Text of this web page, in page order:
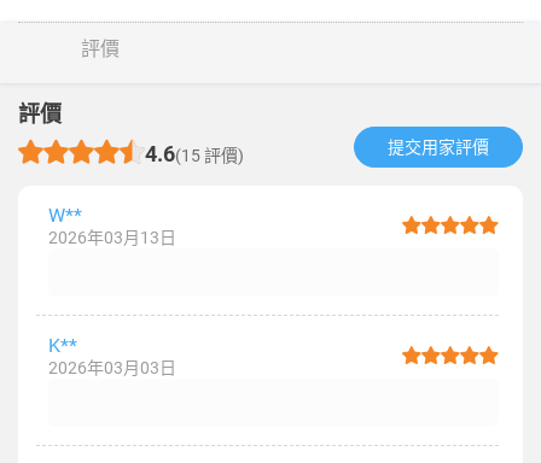
評價
評價
4.6(15 評價) 提交用家評價​
W**
2026年03月13日
K**
2026年03月03日